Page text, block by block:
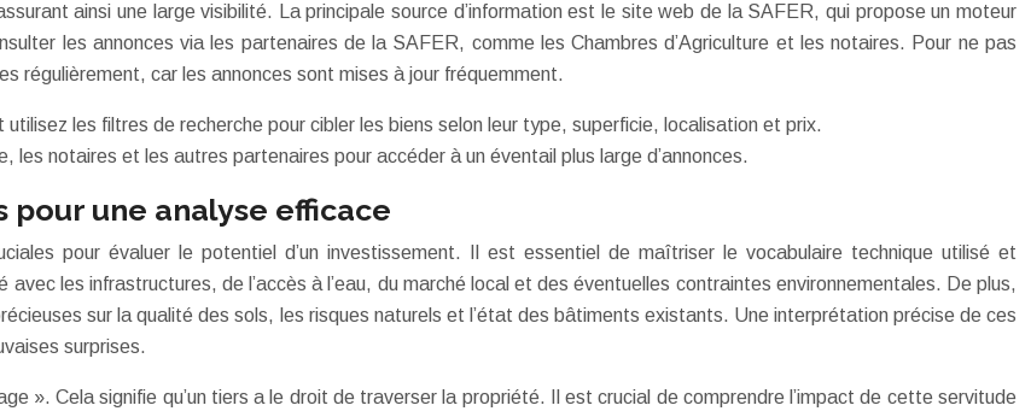
ainsi une large visibilité. La principale source d’information est le site web de la SAFER, qui propose un moteur
les annonces via les partenaires de la SAFER, comme les Chambres d’Agriculture et les notaires. Pour ne pas
régulièrement, car les annonces sont mises à jour fréquemment.
les filtres de recherche pour cibler les biens selon leur type, superficie, localisation et prix.
les notaires et les autres partenaires pour accéder à un éventail plus large d’annonces.
pour une analyse efficace
pour évaluer le potentiel d’un investissement. Il est essentiel de maîtriser le vocabulaire technique utilisé et
les infrastructures, de l’accès à l’eau, du marché local et des éventuelles contraintes environnementales. De plus,
sur la qualité des sols, les risques naturels et l’état des bâtiments existants. Une interprétation précise de ces
surprises.
». Cela signifie qu’un tiers a le droit de traverser la propriété. Il est crucial de comprendre l’impact de cette servitude